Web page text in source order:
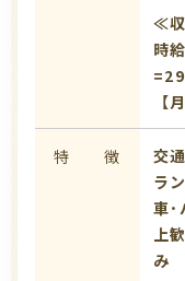
≪
時
【
特 徴 交
ラ
車･
上
み